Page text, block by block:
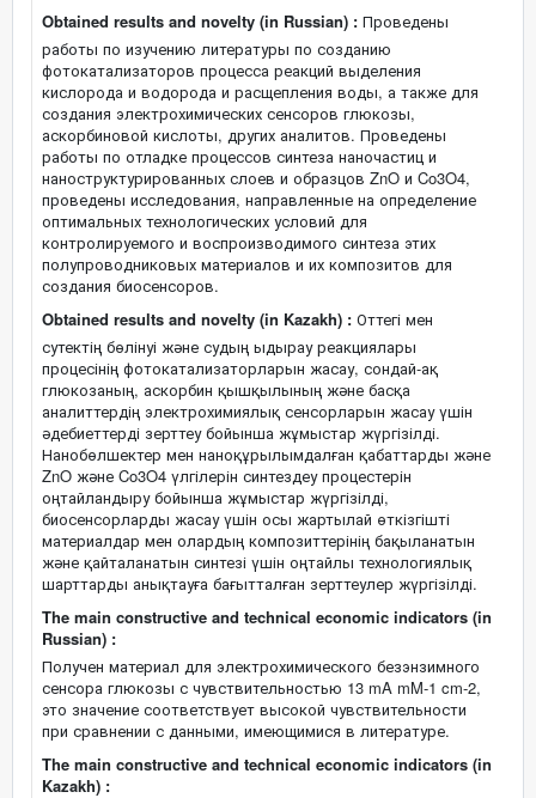
Obtained results and novelty (in Russian) : Проведены
работы по изучению литературы по созданию
фотокатализаторов процесса реакций выделения
кислорода и водорода и расщепления воды, а также для
создания электрохимических сенсоров глюкозы,
аскорбиновой кислоты, других аналитов. Проведены
работы по отладке процессов синтеза наночастиц и
наноструктурированных слоев и образцов ZnO и Co3O4,
проведены исследования, направленные на определение
оптимальных технологических условий для
контролируемого и воспроизводимого синтеза этих
полупроводниковых материалов и их композитов для
создания биосенсоров.
Obtained results and novelty (in Kazakh) : Оттегі мен
сутектің бөлінуі және судың ыдырау реакциялары
процесінің фотокатализаторларын жасау, сондай-ақ
глюкозаның, аскорбин қышқылының және басқа
аналиттердің электрохимиялық сенсорларын жасау үшін
әдебиеттерді зерттеу бойынша жұмыстар жүргізілді.
Нанобөлшектер мен наноқұрылымдалған қабаттарды және
ZnO және Co3O4 үлгілерін синтездеу процестерін
оңтайландыру бойынша жұмыстар жүргізілді,
биосенсорларды жасау үшін осы жартылай өткізгішті
материалдар мен олардың композиттерінің бақыланатын
және қайталанатын синтезі үшін оңтайлы технологиялық
шарттарды анықтауға бағытталған зерттеулер жүргізілді.
The main constructive and technical economic indicators (in
Russian) :
Получен материал для электрохимического безэнзимного
сенсора глюкозы с чувствительностью 13 mA mM-1 cm-2,
это значение соответствует высокой чувствительности
при сравнении с данными, имеющимися в литературе.
The main constructive and technical economic indicators (in
Kazakh) :